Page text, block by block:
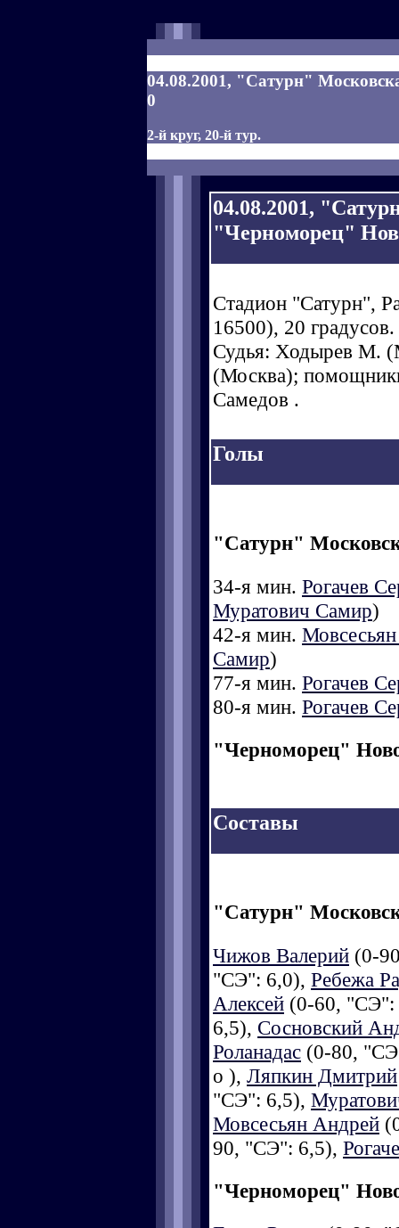
04.08.2001, "Сатурн"
0
2-й круг, 20-й тур.
04.08.2001,
"Черноморец"
Стадион "Сатурн",
16500), 20 градусов.
Судья: Ходырев М.
(Москва);
Самедов .
Голы
"Сатурн"
34-я мин. Рогачев
Муратович Самир)
42-я мин.
Самир)
77-я мин. Рогачев
80-я мин. Рогачев
"Черноморец"
Составы
"Сатурн"
Чижов Валерий (0-
"СЭ": 6,0), Ребежа
Алексей (0-60,
6,5), Сосновский
Роланадас (0-80,
о ), Ляпкин Дмитрий
"СЭ": 6,5),
Мовсесьян Андрей
90, "СЭ": 6,5),
"Черноморец"